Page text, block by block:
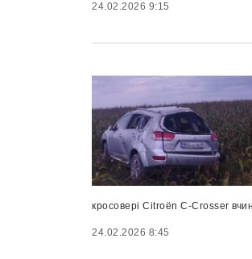
24.02.2026 9:15
кросовері Citroën C-Crosser
24.02.2026 8:45